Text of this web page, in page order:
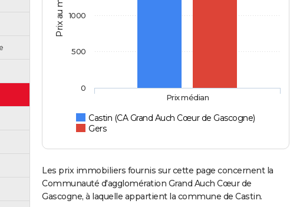
Prix au m2
Castin (CA Grand Auch Cœur de Gascogne)
Gers
Prix médian
0
500
1000
Les prix immobiliers fournis sur cette page concernent la
Communauté d'agglomération Grand Auch Cœur de
Gascogne, à laquelle appartient la commune de Castin.